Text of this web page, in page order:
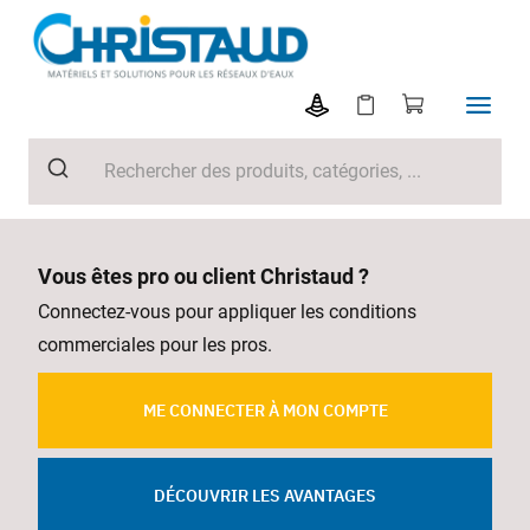
Vous êtes pro ou client Christaud ?
Connectez-vous pour appliquer les conditions
commerciales pour les pros.
ME CONNECTER À MON COMPTE
DÉCOUVRIR LES AVANTAGES